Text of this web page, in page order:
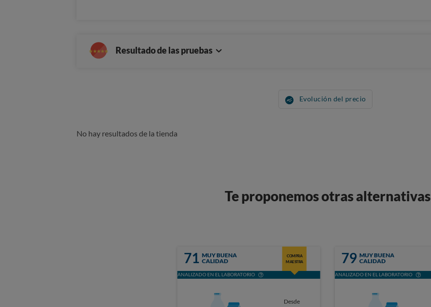
Resultado de las pruebas
Evolución del precio
No hay resultados de la tienda
Te proponemos otras alternativas
71 MUY BUENA
CALIDAD
COMPRA
MAESTRA
ANALIZADO EN EL LABORATORIO
Desde
79 MUY BUENA
CALIDAD
ANALIZADO EN EL LABORATORIO